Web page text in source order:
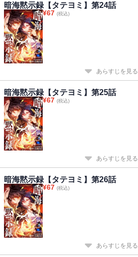
暗海黙示録【タテヨミ】第24話
¥67 (税込)
あらすじを見る
暗海黙示録【タテヨミ】第25話
¥67 (税込)
あらすじを見る
暗海黙示録【タテヨミ】第26話
¥67 (税込)
あらすじを見る